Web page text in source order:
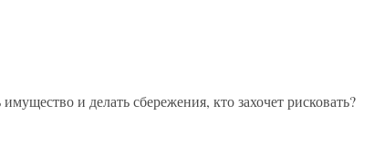
и делать сбережения, кто захочет рисковать?